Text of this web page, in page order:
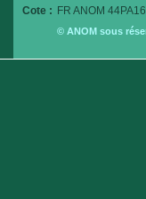
Cote : FR ANOM
© ANOM sous